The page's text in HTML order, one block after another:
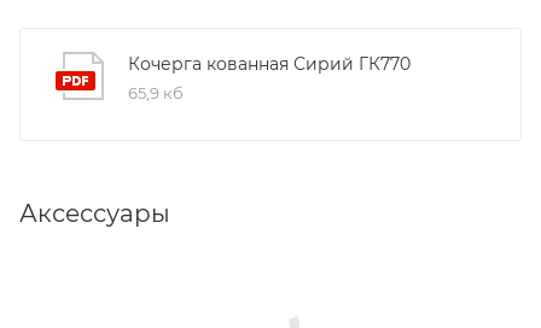
Кочерга кованная Сирий ГК770
65,9 кб
Аксессуары